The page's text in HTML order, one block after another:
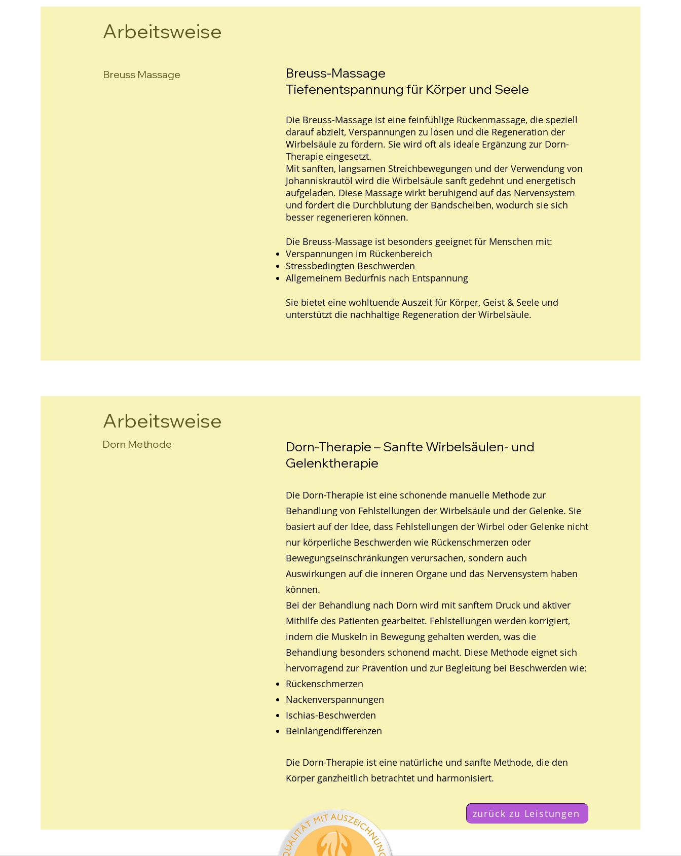
Arbeitsweise
Breuss Massage
Breuss-Massage
Tiefenentspannung für Körper und Seele
Die Breuss-Massage ist eine feinfühlige Rückenmassage, die speziell
darauf abzielt, Verspannungen zu lösen und die Regeneration der
Wirbelsäule zu fördern. Sie wird oft als ideale Ergänzung zur Dorn-
Therapie eingesetzt.
Mit sanften, langsamen Streichbewegungen und der Verwendung von
Johanniskrautöl wird die Wirbelsäule sanft gedehnt und energetisch
aufgeladen. Diese Massage wirkt beruhigend auf das Nervensystem
und fördert die Durchblutung der Bandscheiben, wodurch sie sich
besser regenerieren können.
Die Breuss-Massage ist besonders geeignet für Menschen mit:
Verspannungen im Rückenbereich
Stressbedingten Beschwerden
Allgemeinem Bedürfnis nach Entspannung
Sie bietet eine wohltuende Auszeit für Körper, Geist & Seele und
unterstützt die nachhaltige Regeneration der Wirbelsäule.
Arbeitsweise
Dorn Methode
Dorn-Therapie – Sanfte Wirbelsäulen- und
Gelenktherapie
Die Dorn-Therapie ist eine schonende manuelle Methode zur
Behandlung von Fehlstellungen der Wirbelsäule und der Gelenke. Sie
basiert auf der Idee, dass Fehlstellungen der Wirbel oder Gelenke nicht
nur körperliche Beschwerden wie Rückenschmerzen oder
Bewegungseinschränkungen verursachen, sondern auch
Auswirkungen auf die inneren Organe und das Nervensystem haben
können.
Bei der Behandlung nach Dorn wird mit sanftem Druck und aktiver
Mithilfe des Patienten gearbeitet. Fehlstellungen werden korrigiert,
indem die Muskeln in Bewegung gehalten werden, was die
Behandlung besonders schonend macht. Diese Methode eignet sich
hervorragend zur Prävention und zur Begleitung bei Beschwerden wie:
Rückenschmerzen
Nackenverspannungen
Ischias-Beschwerden
Beinlängendifferenzen
Die Dorn-Therapie ist eine natürliche und sanfte Methode, die den
Körper ganzheitlich betrachtet und harmonisiert.
zurück zu Leistungen